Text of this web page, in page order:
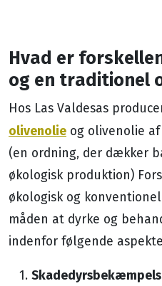
Hvad er
og en traditionel
Hos Las Valdesas
olivenolie og olivenolie af
(en ordning, der dækker
økologisk produktion)
økologisk og
måden at dyrke og
indenfor følgende